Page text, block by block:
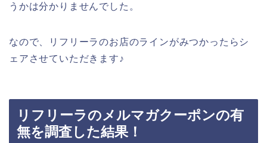
うかは分かりませんでした。
なので、リフリーラのお店のラインがみつかったらシ
ェアさせていただきます♪
リフリーラのメルマガクーポンの有
無を調査した結果！